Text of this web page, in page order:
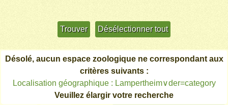
Désolé, aucun espace zoologique ne correspondant aux
critères suivants :
Localisation géographique : Lampertheim∨der=category
Veuillez élargir votre recherche